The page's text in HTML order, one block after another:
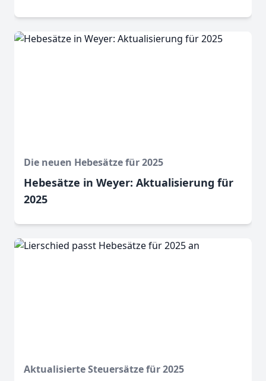
Die neuen Hebesätze für 2025
Hebesätze in Weyer: Aktualisierung für
2025
Aktualisierte Steuersätze für 2025